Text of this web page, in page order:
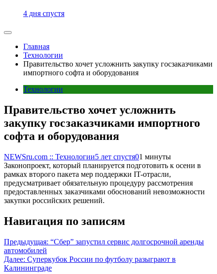
4 дня спустя
Главная
Технологии
Правительство хочет усложнить закупку госзаказчиками
импортного софта и оборудования
Технологии
Правительство хочет усложнить
закупку госзаказчиками импортного
софта и оборудования
NEWSru.com :: Технологии5 лет спустя01 минуты
Законопроект, который планируется подготовить к осени в
рамках второго пакета мер поддержки IT-отрасли,
предусматривает обязательную процедуру рассмотрения
предоставленных заказчиками обоснований невозможности
закупки российских решений.
Навигация по записям
Предыдущая: “Сбер” запустил сервис долгосрочной аренды
автомобилей
Далее: Суперкубок России по футболу разыграют в
Калининграде